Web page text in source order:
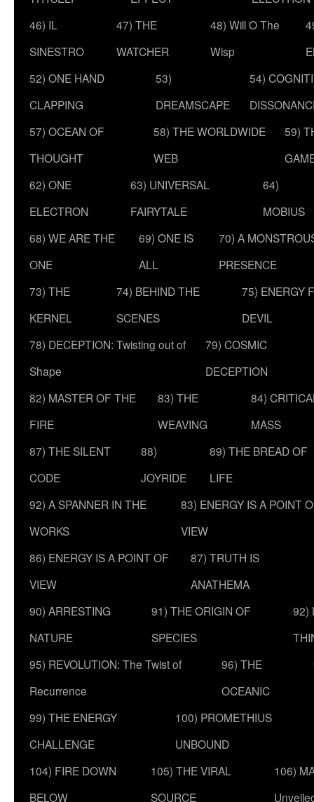
46) IL
SINESTRO
47) THE
WATCHER
48) Will O The
Wisp
52) ONE HAND
CLAPPING
53)
DREAMSCAPE
54)
57) OCEAN OF
THOUGHT
58) THE WORLDWIDE
WEB
59)
62) ONE
ELECTRON
63) UNIVERSAL
FAIRYTALE
64)
MOBIUS
68) WE ARE THE
ONE
69) ONE IS
ALL
70) A
PRESENCE
73) THE
KERNEL
74) BEHIND THE
SCENES
75) ENERGY
DEVIL
78) DECEPTION: Twisting out of
Shape
79) COSMIC
DECEPTION
82) MASTER OF THE
FIRE
83) THE
WEAVING
84)
MASS
87) THE SILENT
CODE
88)
JOYRIDE
89) THE BREAD OF
LIFE
92) A SPANNER IN THE
WORKS
83) ENERGY IS A POINT
VIEW
86) ENERGY IS A POINT OF
VIEW
87) TRUTH IS
ANATHEMA
90) ARRESTING
NATURE
91) THE ORIGIN OF
SPECIES
92)
95) REVOLUTION: The Twist of
Recurrence
96) THE
OCEANIC
99) THE ENERGY
CHALLENGE
100) PROMETHIUS
UNBOUND
104) FIRE DOWN
BELOW
105) THE VIRAL
SOURCE
106)